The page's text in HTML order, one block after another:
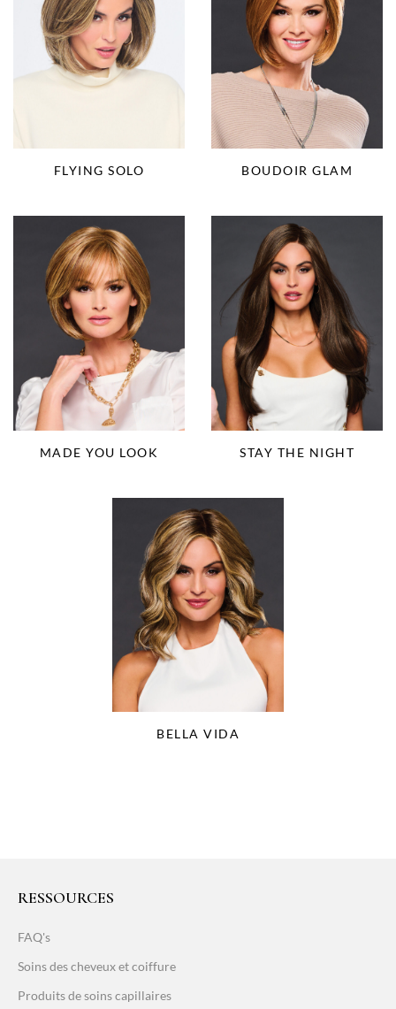
FLYING SOLO BOUDOIR GLAM
MADE YOU LOOK STAY THE NIGHT
BELLA VIDA
RESSOURCES
FAQ's
Soins des cheveux et coiffure
Produits de soins capillaires